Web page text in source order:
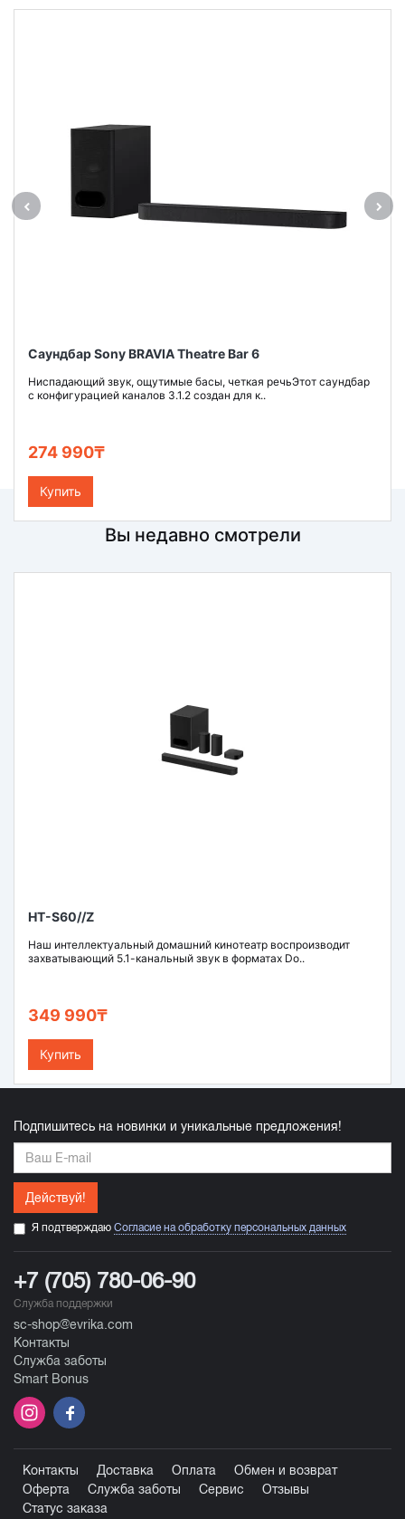
Саундбар Sony BRAVIA Theatre Bar 6
Ниспадающий звук, ощутимые басы, четкая речьЭтот саундбар
с конфигурацией каналов 3.1.2 создан для к..
274 990₸
Купить
Вы недавно смотрели
HT-S60//Z
Наш интеллектуальный домашний кинотеатр воспроизводит
захватывающий 5.1-канальный звук в форматах Do..
349 990₸
Купить
Подпишитесь на новинки и уникальные предложения!
Действуй!
Я подтверждаю Согласие на обработку персональных данных
+7 (705) 780-06-90
Служба поддержки
sc-shop@evrika.com
Контакты
Служба заботы
Smart Bonus
Контакты Доставка Оплата
Обмен и возврат
Оферта
Служба заботы Сервис
Отзывы
Статус заказа